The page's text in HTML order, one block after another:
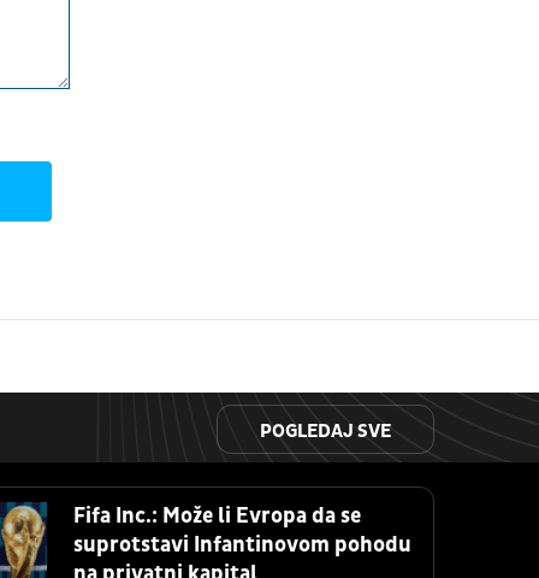
POGLEDAJ SVE
Fifa Inc.: Može li Evropa da se
suprotstavi Infantinovom pohodu